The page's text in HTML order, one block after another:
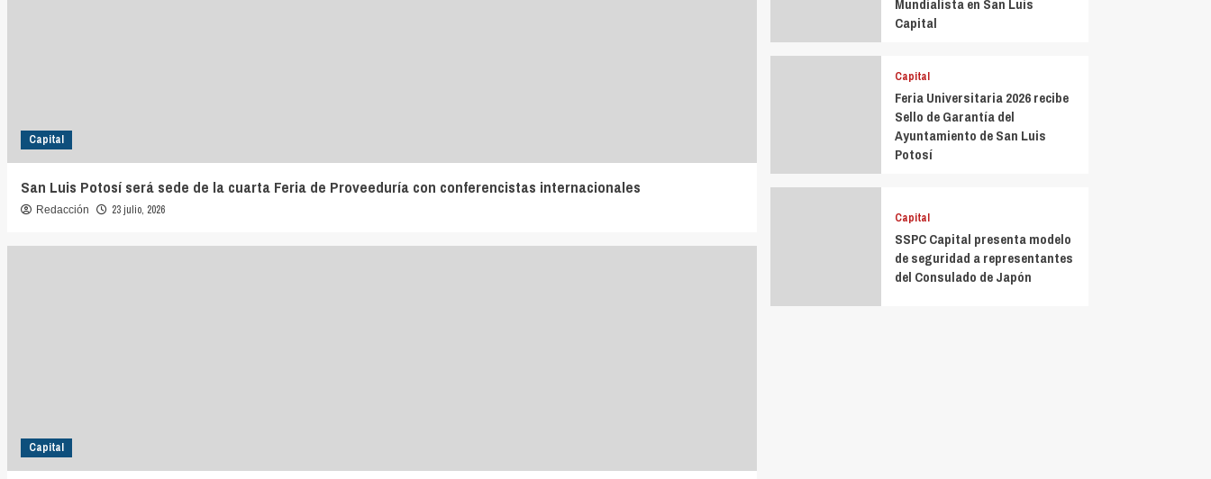
Capital
San Luis Potosí será sede de la cuarta Feria de Proveeduría con conferencistas internacionales
Redacción 23 julio, 2026
Capital
Mundialista en San Luis
Capital
Capital
Feria Universitaria 2026 recibe
Sello de Garantía del
Ayuntamiento de San Luis
Potosí
Capital
SSPC Capital presenta modelo
de seguridad a representantes
del Consulado de Japón